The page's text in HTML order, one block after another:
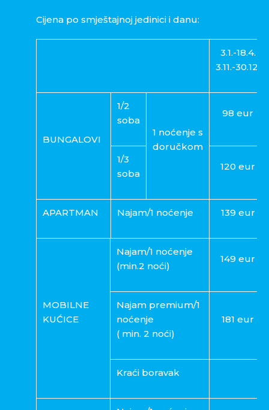
Cijena po smještajnoj jedinici i danu:
3.1.-18.4.
3.11.-30.12.
BUNGALOVI
1/2
soba
1 noćenje s
doručkom
98 eur
1/3
soba
120 eur
APARTMAN Najam/1 noćenje 139 eur
MOBILNE
KUĆICE
Najam/1 noćenje
(min.2 noći)
149 eur
Najam premium/1
noćenje
( min. 2 noći)
181 eur
Kraći boravak